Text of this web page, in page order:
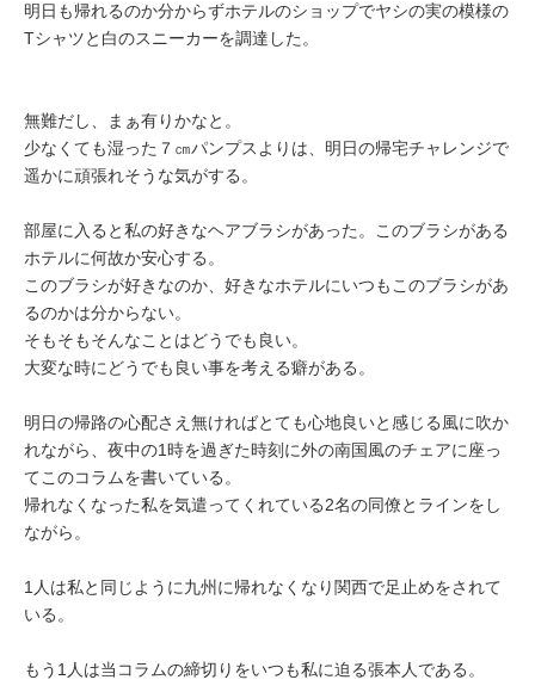
明日も帰れるのか分からずホテルのショップでヤシの実の模様の
Tシャツと白のスニーカーを調達した。
無難だし、まぁ有りかなと。
少なくても湿った７㎝パンプスよりは、明日の帰宅チャレンジで
遥かに頑張れそうな気がする。
部屋に入ると私の好きなヘアブラシがあった。このブラシがある
ホテルに何故か安心する。
このブラシが好きなのか、好きなホテルにいつもこのブラシがあ
るのかは分からない。
そもそもそんなことはどうでも良い。
大変な時にどうでも良い事を考える癖がある。
明日の帰路の心配さえ無ければとても心地良いと感じる風に吹か
れながら、夜中の1時を過ぎた時刻に外の南国風のチェアに座っ
てこのコラムを書いている。
帰れなくなった私を気遣ってくれている2名の同僚とラインをし
ながら。
1人は私と同じように九州に帰れなくなり関西で足止めをされて
いる。
もう1人は当コラムの締切りをいつも私に迫る張本人である。